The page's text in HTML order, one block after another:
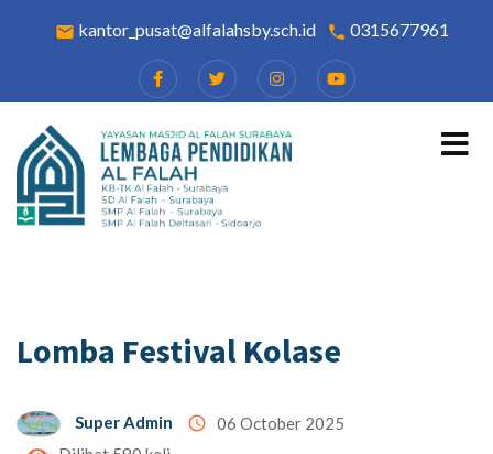
email kantor_pusat@alfalahsby.sch.id local_phone 0315677961
Lomba Festival Kolase
Super Admin access_time 06 October 2025